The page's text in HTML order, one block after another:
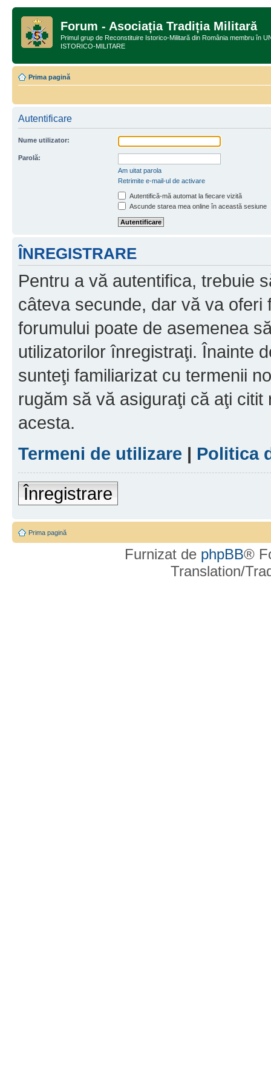
Forum - Asociația Tradiția Militară
Primul grup de Reconstituire Istorico-Militară din România membru în
ISTORICO-MILITARE
Prima pagină
Autentificare
Nume utilizator:
Parolă:
Am uitat parola
Retrimite e-mail-ul de activare
Autentifică-mă automat la fiecare vizită
Ascunde starea mea online în această sesiune
ÎNREGISTRARE
Pentru a vă autentifica, trebuie
câteva secunde, dar vă va oferi
forumului poate de asemenea
utilizatorilor înregistraţi. Înainte
sunteţi familiarizat cu termenii
rugăm să vă asiguraţi că aţi
acesta.
Termeni de utilizare | Politica
Înregistrare
Prima pagină
Furnizat de phpBB®
Translation/